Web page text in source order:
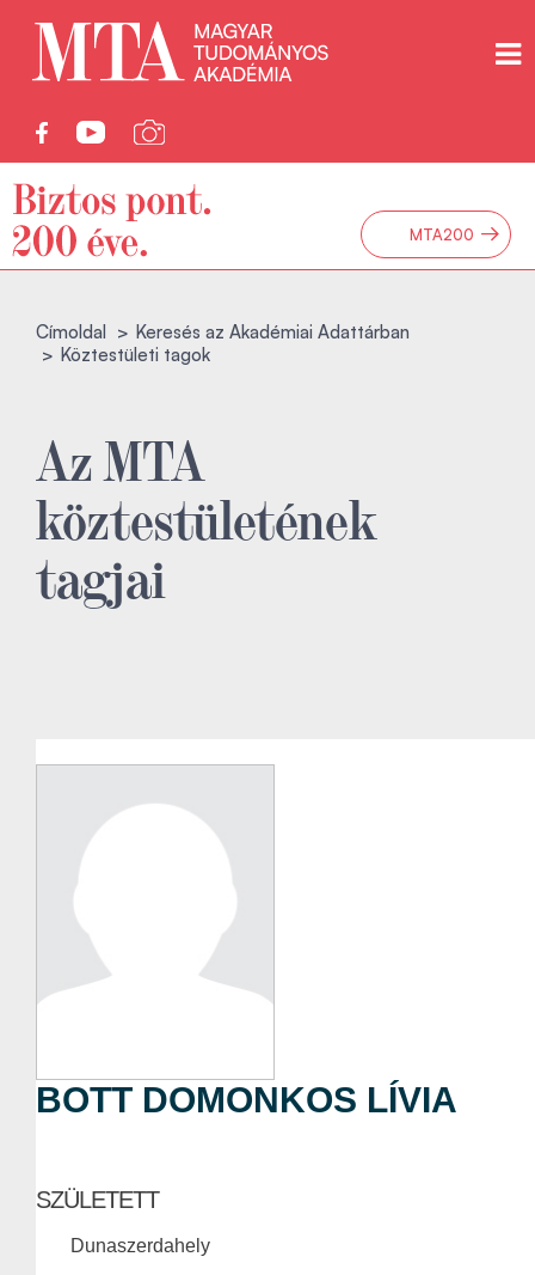
MTA200 →
Címoldal
Keresés az Akadémiai Adattárban
Köztestületi tagok
Az MTA
köztestületének
tagjai
BOTT DOMONKOS LÍVIA
SZÜLETETT
Dunaszerdahely